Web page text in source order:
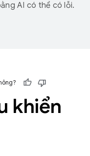
AI có thể có lỗi.
khiển